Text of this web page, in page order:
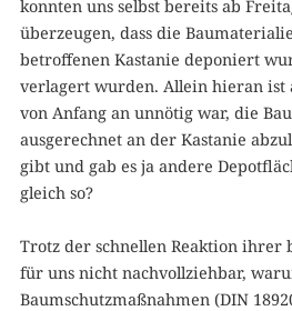
konnten uns selbst bereits ab
überzeugen, dass die
betroffenen Kastanie deponiert
verlagert wurden. Allein hieran ist
von Anfang an unnötig war, die
ausgerechnet an der Kastanie
gibt und gab es ja andere
gleich so?
Trotz der schnellen Reaktion ihrer
für uns nicht nachvollziehbar,
Baumschutzmaßnahmen (DIN